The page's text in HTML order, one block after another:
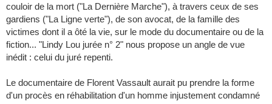
couloir de la mort ("La Dernière Marche"), à travers ceux de ses
gardiens ("La Ligne verte"), de son avocat, de la famille des
victimes dont il a ôté la vie, sur le mode du documentaire ou de la
fiction... "Lindy Lou jurée n° 2" nous propose un angle de vue
inédit : celui du juré repenti.
Le documentaire de Florent Vassault aurait pu prendre la forme
d'un procès en réhabilitation d'un homme injustement condamné